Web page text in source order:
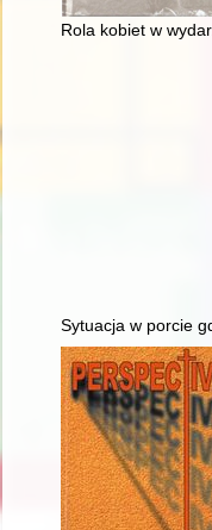
Rola kobiet w
Sytuacja w porcie